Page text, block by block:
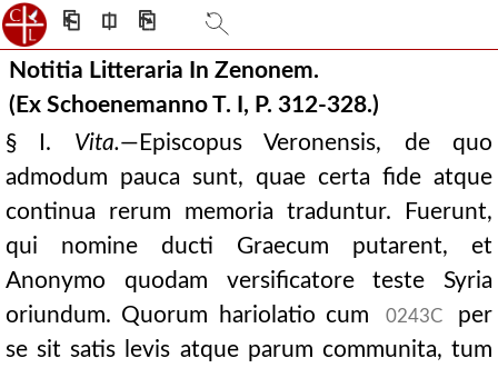
⎗ ⎅ ⎘
Notitia Litteraria In Zenonem.
(Ex Schoenemanno T. I, P. 312-328.)
§ I. Vita.—Episcopus Veronensis, de quo
admodum pauca sunt, quae certa fide atque
continua rerum memoria traduntur. Fuerunt,
qui nomine ducti Graecum putarent, et
Anonymo quodam versificatore teste Syria
oriundum. Quorum hariolatio cum
0243C
per
se sit satis levis atque parum communita, tum